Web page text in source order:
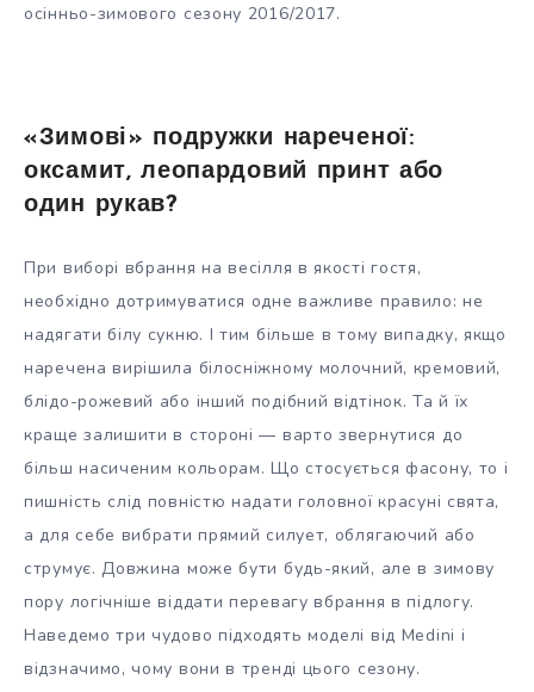
осінньо-зимового сезону 2016/2017.
«Зимові» подружки нареченої:
оксамит, леопардовий принт або
один рукав?
При виборі вбрання на весілля в якості гостя,
необхідно дотримуватися одне важливе правило: не
надягати білу сукню. І тим більше в тому випадку, якщо
наречена вирішила білосніжному молочний, кремовий,
блідо-рожевий або інший подібний відтінок. Та й їх
краще залишити в стороні — варто звернутися до
більш насиченим кольорам. Що стосується фасону, то і
пишність слід повністю надати головної красуні свята,
а для себе вибрати прямий силует, облягаючий або
струмує. Довжина може бути будь-який, але в зимову
пору логічніше віддати перевагу вбрання в підлогу.
Наведемо три чудово підходять моделі від Medini і
відзначимо, чому вони в тренді цього сезону.